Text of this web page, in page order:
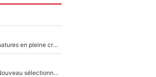
Grégory Lorenzi doit renoncer à cinq signatures en pleine crise financière : L’IA propose sept noms à l’OM pour un mercato réussi... à seulement 5M€ !
«Plus grand, je ferai chauffeur-livreur» : Nouveau sélectionneur des Bleus, Zinédine Zidane s’était imaginé un avenir très différent lorsqu'il était enfant